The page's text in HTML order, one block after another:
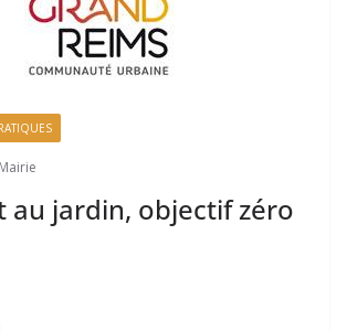
Mairie
au jardin, objectif zéro